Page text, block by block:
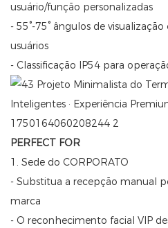
usuário/função personalizadas
- 55°-75° ângulos de
usuários
- Classificação IP54 para
PERFECT FOR
1. Sede do CORPORATO
- Substitua a recepção manual
marca
- O reconhecimento facial VIP